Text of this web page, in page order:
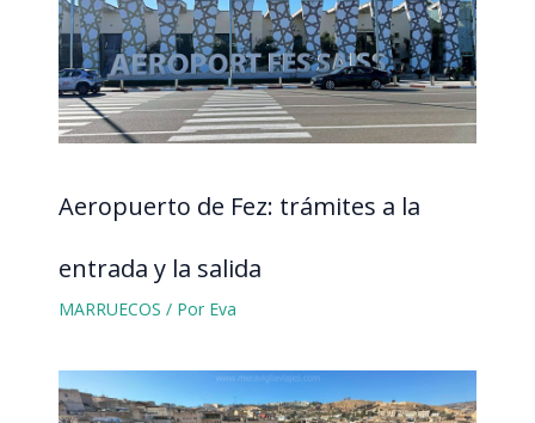
Aeropuerto de Fez: trámites a la
entrada y la salida
MARRUECOS / Por Eva